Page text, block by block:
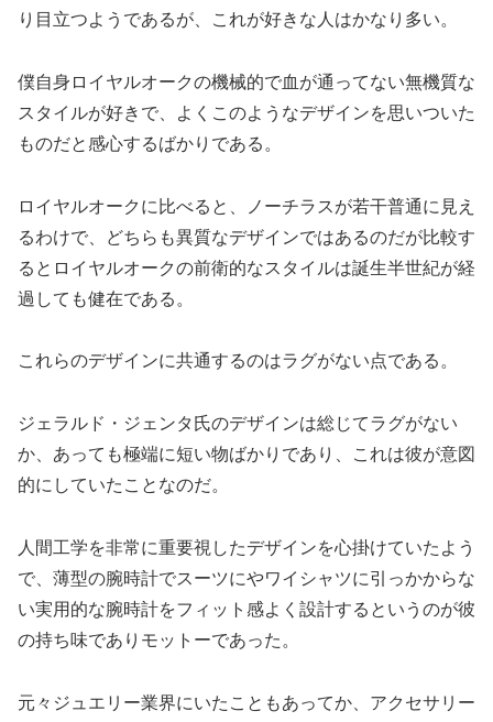
り目立つようであるが、これが好きな人はかなり多い。
僕自身ロイヤルオークの機械的で血が通ってない無機質な
スタイルが好きで、よくこのようなデザインを思いついた
ものだと感心するばかりである。
ロイヤルオークに比べると、ノーチラスが若干普通に見え
るわけで、どちらも異質なデザインではあるのだが比較す
るとロイヤルオークの前衛的なスタイルは誕生半世紀が経
過しても健在である。
これらのデザインに共通するのはラグがない点である。
ジェラルド・ジェンタ氏のデザインは総じてラグがない
か、あっても極端に短い物ばかりであり、これは彼が意図
的にしていたことなのだ。
人間工学を非常に重要視したデザインを心掛けていたよう
で、薄型の腕時計でスーツにやワイシャツに引っかからな
い実用的な腕時計をフィット感よく設計するというのが彼
の持ち味でありモットーであった。
元々ジュエリー業界にいたこともあってか、アクセサリー